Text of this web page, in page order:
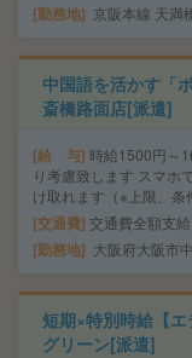
勤務地 京阪本線 天満
中国語を活かす「
斎橋路面店[派遣]
給 与 時給1500円～
り考慮致します スマホ
け取れます（※上限、条
交通費 交通費全額支給
勤務地 大阪府大阪市
短期×特別時給【
グリーン[派遣]